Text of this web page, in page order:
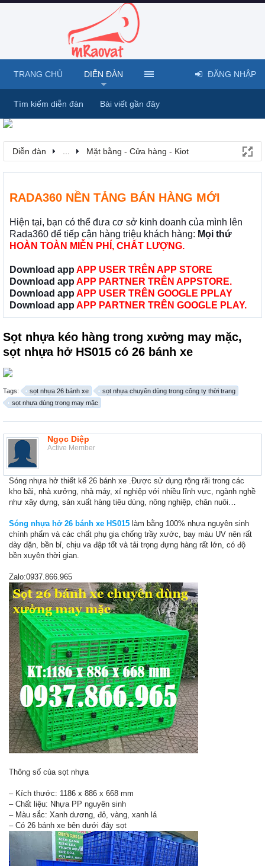
Diễn đàn Mặt bằng - Cửa hàng - Kiot
RADA360 NỀN TẢNG BÁN HÀNG MỚI
Hiện tại, bạn có thể đưa cơ sở kinh doanh của mình lên
Rada360 để tiếp cận hàng triệu khách hàng: Mọi thứ
HOÀN TOÀN MIỄN PHÍ, CHẤT LƯỢNG.
Download app APP USER TRÊN APP STORE
Download app APP PARTNER TRÊN APPSTORE.
Download app APP USER TRÊN GOOGLE PPLAY
Download app APP PARTNER TRÊN GOOGLE PLAY.
Sọt nhựa kéo hàng trong xưởng may mặc,
sọt nhựa hở HS015 có 26 bánh xe
Tags: sọt nhựa 26 bánh xe
sọt nhựa chuyên dùng trong công ty thời trang
sọt nhựa dùng trong may mặc
Ngọc Diệp
Active Member
Sóng nhựa hở thiết kế 26 bánh xe .Được sử dụng rộng rãi trong các
kho bãi, nhà xưởng, nhà máy, xí nghiệp với nhiều lĩnh vực, ngành nghề
như xây dựng, sản xuất hàng tiêu dùng, nông nghiệp, chăn nuôi…
Sóng nhựa hở 26 bánh xe HS015 làm bằng 100% nhựa nguyên sinh
chính phẩm và các chất phụ gia chống trầy xước, bay màu UV nên rất
dày dặn, bền bỉ, chịu va đập tốt và tải trọng đựng hàng rất lớn, có độ
bền xuyên thời gian.
Zalo:0937.866.965
Thông số của sọt nhựa
– Kích thước: 1186 x 886 x 668 mm
– Chất liệu: Nhựa PP nguyên sinh
– Màu sắc: Xanh dương, đỏ, vàng, xanh lá
– Có 26 bánh xe bên dưới đáy sọt
TRANG CHỦ DIỄN ĐÀN
Tìm kiếm diễn đàn Bài viết gần đây
ĐĂNG NHẬP